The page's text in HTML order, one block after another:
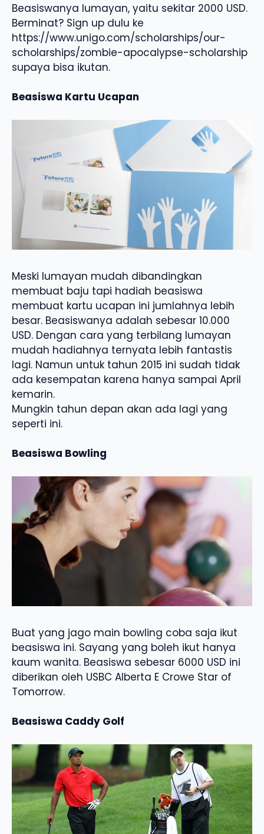
Beasiswanya lumayan, yaitu sekitar 2000 USD.
Berminat? Sign up dulu ke
https://www.unigo.com/scholarships/our-
scholarships/zombie-apocalypse-scholarship
supaya bisa ikutan.
Beasiswa Kartu Ucapan
Meski lumayan mudah dibandingkan
membuat baju tapi hadiah beasiswa
membuat kartu ucapan ini jumlahnya lebih
besar. Beasiswanya adalah sebesar 10.000
USD. Dengan cara yang terbilang lumayan
mudah hadiahnya ternyata lebih fantastis
lagi. Namun untuk tahun 2015 ini sudah tidak
ada kesempatan karena hanya sampai April
kemarin.
Mungkin tahun depan akan ada lagi yang
seperti ini.
Beasiswa Bowling
Buat yang jago main bowling coba saja ikut
beasiswa ini. Sayang yang boleh ikut hanya
kaum wanita. Beasiswa sebesar 6000 USD ini
diberikan oleh USBC Alberta E Crowe Star of
Tomorrow.
Beasiswa Caddy Golf